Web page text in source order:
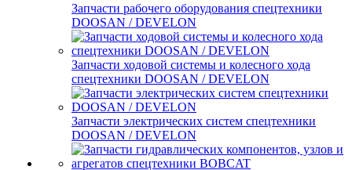
Запчасти рабочего оборудования спецтехники
DOOSAN / DEVELON
Запчасти ходовой системы и колесного хода
спецтехники DOOSAN / DEVELON
Запчасти электрических систем спецтехники
DOOSAN / DEVELON